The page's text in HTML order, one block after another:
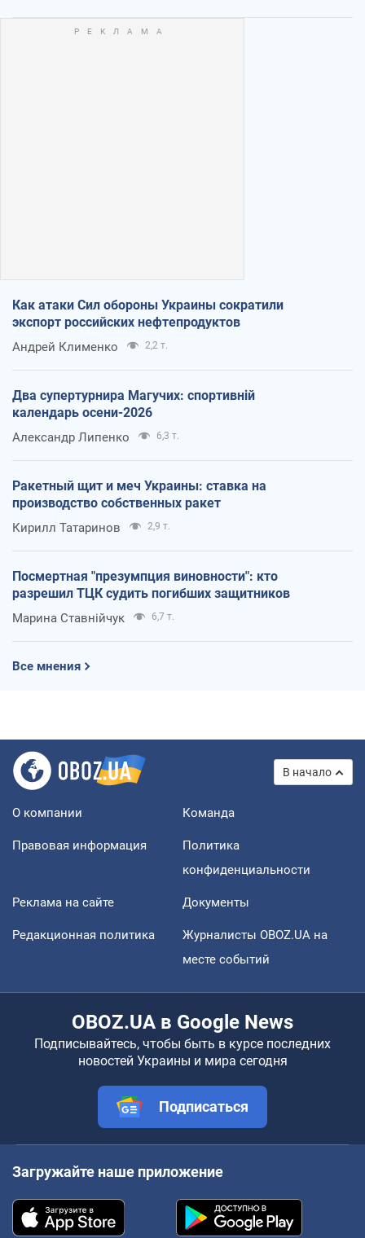
Как атаки Сил обороны Украины сократили
экспорт российских нефтепродуктов
Андрей Клименко 2,2 т.
Два супертурнира Магучих: спортивній
календарь осени-2026
Александр Липенко 6,3 т.
Ракетный щит и меч Украины: ставка на
производство собственных ракет
Кирилл Татаринов 2,9 т.
Посмертная "презумпция виновности": кто
разрешил ТЦК судить погибших защитников
Марина Ставнійчук 6,7 т.
Все мнения
В начало
О компании Команда
Правовая информация
Политика
конфиденциальности
Реклама на сайте Документы
Редакционная политика
Журналисты OBOZ.UA на
месте событий
OBOZ.UA в Google News
Подписывайтесь, чтобы быть в курсе последних
новостей Украины и мира сегодня
Подписаться
Загружайте наше приложение